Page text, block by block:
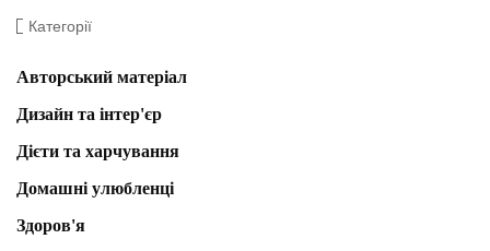
Категорії
Авторський матеріал
Дизайн та інтер'єр
Дієти та харчування
Домашні улюбленці
Здоров'я